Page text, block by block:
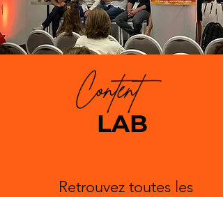
Content
LAB
Retrouvez toutes les